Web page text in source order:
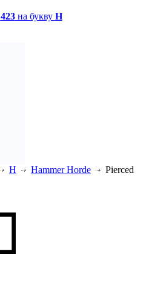
423на букву H
H Hammer Horde
Pierced